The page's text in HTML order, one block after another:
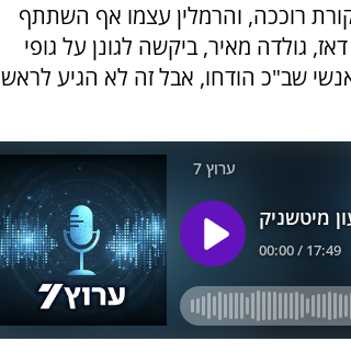
רוככה, והרמלין עצמו אף השתתף
גולדה מאיר, ביקשה לגונן על גופי
שב"כ הודחו, אבל זה לא הגיע לראש